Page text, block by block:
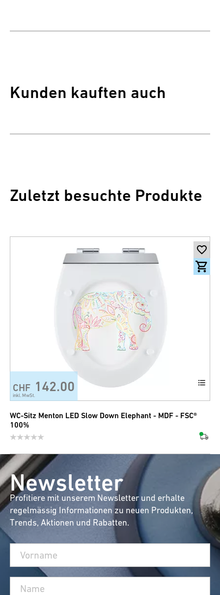
Kunden kauften auch
Zuletzt besuchte Produkte
CHF 142.00
inkl. MwSt.
WC-Sitz Menton LED Slow Down Elephant - MDF - FSC®
100%
Newsletter
Profitiere mit unserem Newsletter und erhalte
regelmässig Informationen zu neuen Produkten,
Trends, Aktionen und Rabatten.